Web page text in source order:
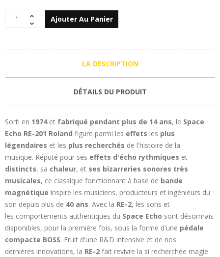
Ajouter Au Panier
LA DESCRIPTION
DÉTAILS DU PRODUIT
Sorti en 1974et fabriqué pendant plus de 14 ans, le Space
Echo RE-201 Roland figure parmi les effets les plus
légendaires et les plus recherchés de l'histoire de la
musique. Réputé pour ses effets d'écho rythmiques et
distincts, sa chaleur, et ses bizarreries sonores très
musicales, ce classique fonctionnant à base de bande
magnétique inspire les musiciens, producteurs et ingénieurs du
son depuis plus de 40 ans. Avec la RE-2, les sons et
les comportements authentiques du Space Echo sont désormais
disponibles, pour la première fois, sous la forme d'une pédale
compacte BOSS. Fruit d'une R&D intensive et de nos
dernières innovations, la RE-2 fait revivre la si recherchée magie